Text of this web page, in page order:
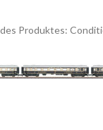
Produktes: